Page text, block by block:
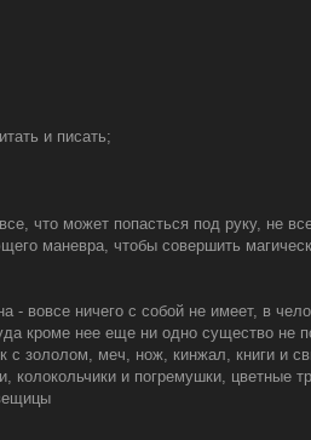
и писать;
что может попасться под руку, не
маневра, чтобы совершить
- вовсе ничего с собой не имеет, в
кроме нее еще ни одно существо не
с зололом, меч, нож, кинжал, книги и
колокольчики и погремушки, цветные